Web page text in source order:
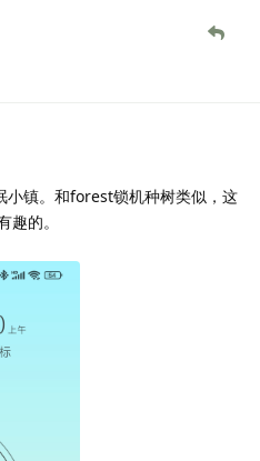
镇。和forest锁机种树类似，这
的。